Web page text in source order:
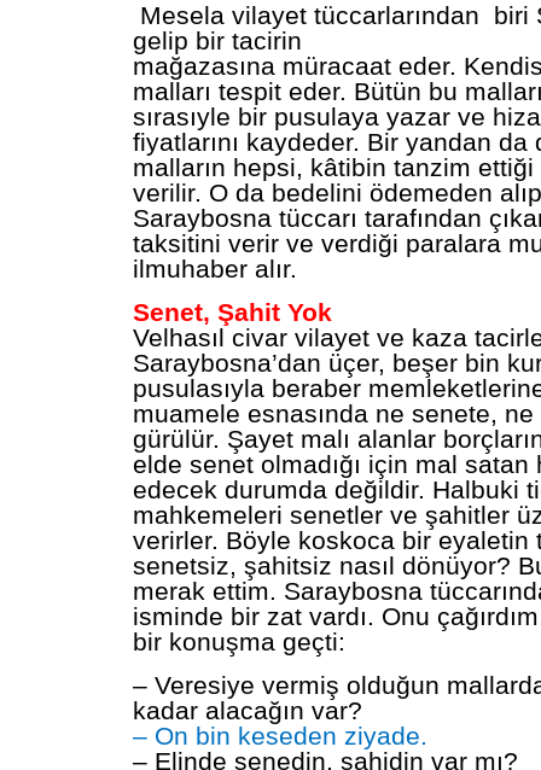
Mesela vilayet tüccarlarından biri
gelip bir tacirin
mağazasına müracaat eder.
malları tespit eder. Bütün bu
sırasıyle bir pusulaya yazar ve
fiyatlarını kaydeder. Bir yandan da
malların hepsi, kâtibin tanzim
verilir. O da bedelini ödemeden
Saraybosna tüccarı tarafından
taksitini verir ve verdiği paralara
ilmuhaber alır.
Senet, Şahit Yok
Velhasıl civar vilayet ve kaza
Saraybosna’dan üçer, beşer bin
pusulasıyla beraber
muamele esnasında ne senete,
gürülür. Şayet malı alanlar
elde senet olmadığı için mal
edecek durumda değildir. Halbuki
mahkemeleri senetler ve şahitler
verirler. Böyle koskoca bir eyaletin
senetsiz, şahitsiz nasıl dönüyor?
merak ettim. Saraybosna
isminde bir zat vardı. Onu
bir konuşma geçti:
– Veresiye vermiş olduğun
kadar alacağın var?
– On bin keseden ziyade.
– Elinde senedin, şahidin var mı?